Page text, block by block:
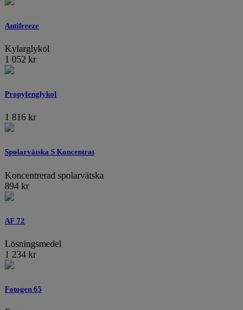
Antifreeze
Kylarglykol
1 052 kr
Propylenglykol
1 816 kr
Spolarvätska S Koncentrat
Koncentrerad spolarvätska
894 kr
AF 72
Lösningsmedel
1 234 kr
Fotogen 65